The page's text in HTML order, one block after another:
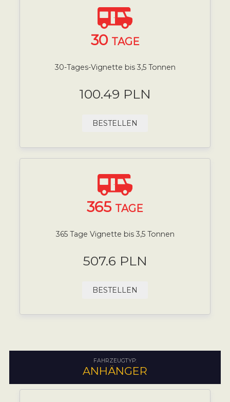
30 TAGE
30-Tages-Vignette bis 3,5 Tonnen
100.49 PLN
BESTELLEN
365 TAGE
365 Tage Vignette bis 3,5 Tonnen
507.6 PLN
BESTELLEN
FAHRZEUGTYP:
ANHÄNGER